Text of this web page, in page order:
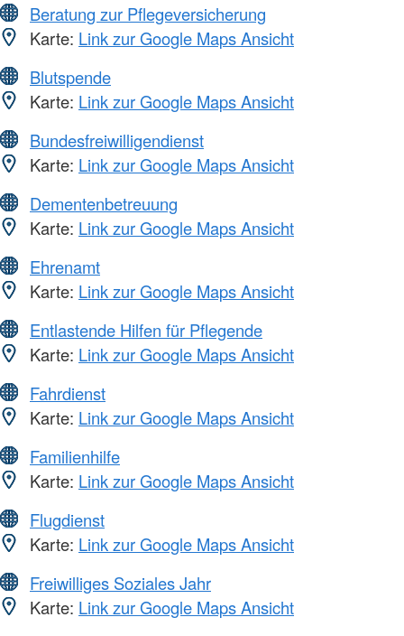
Beratung zur Pflegeversicherung
Karte: Link zur Google Maps Ansicht
Blutspende
Karte: Link zur Google Maps Ansicht
Bundesfreiwilligendienst
Karte: Link zur Google Maps Ansicht
Dementenbetreuung
Karte: Link zur Google Maps Ansicht
Ehrenamt
Karte: Link zur Google Maps Ansicht
Entlastende Hilfen für Pflegende
Karte: Link zur Google Maps Ansicht
Fahrdienst
Karte: Link zur Google Maps Ansicht
Familienhilfe
Karte: Link zur Google Maps Ansicht
Flugdienst
Karte: Link zur Google Maps Ansicht
Freiwilliges Soziales Jahr
Karte: Link zur Google Maps Ansicht